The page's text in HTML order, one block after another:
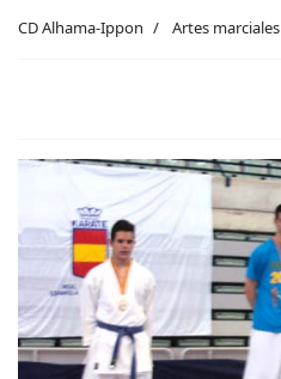
CD Alhama-Ippon Artes marciales